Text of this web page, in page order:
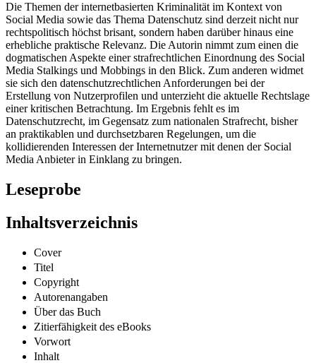
Die Themen der internetbasierten Kriminalität im Kontext von
Social Media sowie das Thema Datenschutz sind derzeit nicht nur
rechtspolitisch höchst brisant, sondern haben darüber hinaus eine
erhebliche praktische Relevanz. Die Autorin nimmt zum einen die
dogmatischen Aspekte einer strafrechtlichen Einordnung des Social
Media Stalkings und Mobbings in den Blick. Zum anderen widmet
sie sich den datenschutzrechtlichen Anforderungen bei der
Erstellung von Nutzerprofilen und unterzieht die aktuelle Rechtslage
einer kritischen Betrachtung. Im Ergebnis fehlt es im
Datenschutzrecht, im Gegensatz zum nationalen Strafrecht, bisher
an praktikablen und durchsetzbaren Regelungen, um die
kollidierenden Interessen der Internetnutzer mit denen der Social
Media Anbieter in Einklang zu bringen.
Leseprobe
Inhaltsverzeichnis
Cover
Titel
Copyright
Autorenangaben
Über das Buch
Zitierfähigkeit des eBooks
Vorwort
Inhalt